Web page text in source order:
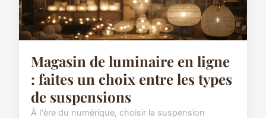
Magasin de luminaire en ligne
: faites un choix entre les types
de suspensions
À l'ère du numérique, choisir la suspension